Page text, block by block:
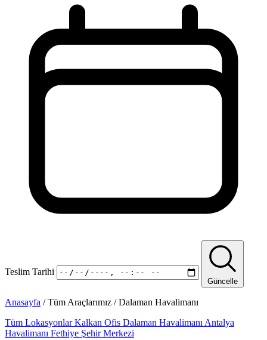
Teslim Tarihi
Güncelle
Anasayfa / Tüm Araçlarımız / Dalaman Havalimanı
Tüm LokasyonlarKalkan Ofis Dalaman Havalimanı Antalya
Havalimanı Fethiye Şehir Merkezi